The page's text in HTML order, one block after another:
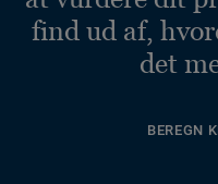
find ud af,
det
BEREGN